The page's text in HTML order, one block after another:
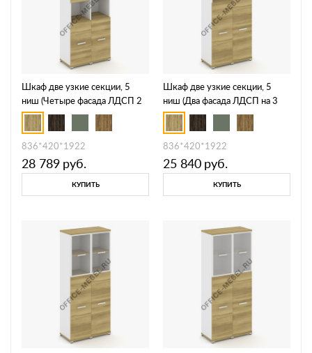
Шкаф две узкие секции, 5
ниш (Четыре фасада ЛДСП 2
ниши) CN.STU-523
836*420*1922
28 789 руб.
КУПИТЬ
Шкаф две узкие секции, 5
ниш (Два фасада ЛДСП на 3
ниши) CN.STU-524 A
836*420*1922
25 840 руб.
КУПИТЬ